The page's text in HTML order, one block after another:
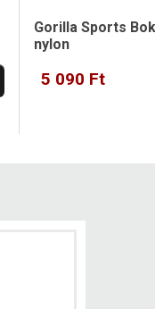
Gorilla Sports
nylon
5 090 Ft